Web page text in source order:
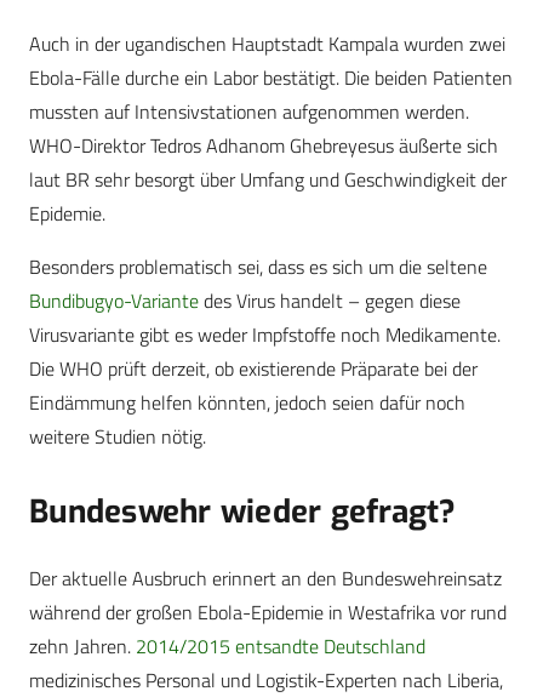
Auch in der ugandischen Hauptstadt Kampala wurden zwei
Ebola-Fälle durche ein Labor bestätigt. Die beiden Patienten
mussten auf Intensivstationen aufgenommen werden.
WHO-Direktor Tedros Adhanom Ghebreyesus äußerte sich
laut BR sehr besorgt über Umfang und Geschwindigkeit der
Epidemie.
Besonders problematisch sei, dass es sich um die seltene
Bundibugyo-Variantedes Virus handelt – gegen diese
Virusvariante gibt es weder Impfstoffe noch Medikamente.
Die WHO prüft derzeit, ob existierende Präparate bei der
Eindämmung helfen könnten, jedoch seien dafür noch
weitere Studien nötig.
Bundeswehr wieder gefragt?
Der aktuelle Ausbruch erinnert an den Bundeswehreinsatz
während der großen Ebola-Epidemie in Westafrika vor rund
zehn Jahren. 2014/2015 entsandte Deutschland
medizinisches Personal und Logistik-Experten nach Liberia,